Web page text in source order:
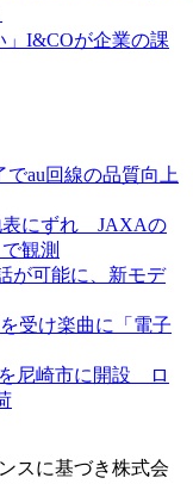
」I&COが企業の課
au回線の品質向上
表にずれ JAXAの
観測
が可能に、新モデ
受け楽曲に「電子
尼崎市に開設 ロ
スに基づき株式会